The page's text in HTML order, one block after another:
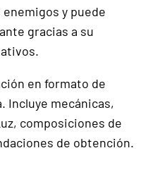
y puede
gracias a su
en formato de
Incluye mecánicas,
composiciones de
de obtención.